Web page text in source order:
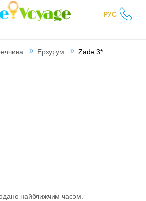
РУС
Ерзурум Zade 3*
найближчим часом.